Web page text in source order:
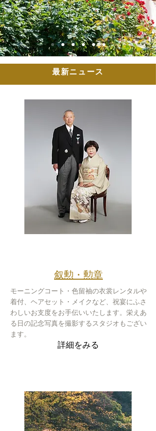
最新ニュース
叙勲・勲章
モーニングコート・色留袖の衣裳レンタルや
着付、ヘアセット・メイクなど、祝宴にふさ
わしいお支度をお手伝いいたします。栄えあ
る日の記念写真を撮影するスタジオもござい
ます。
詳細をみる